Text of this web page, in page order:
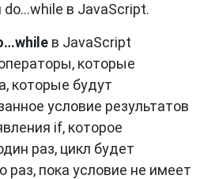
do…while в JavaScript.
в JavaScript
которые
которые будут
условие результатов
if, которое
раз, цикл будет
раз, пока условие не имеет